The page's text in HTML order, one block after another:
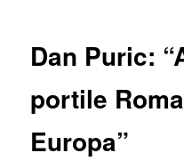
Dan Puric:
portile
Europa”